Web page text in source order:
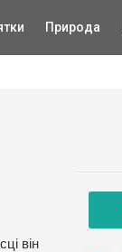
Природа
він